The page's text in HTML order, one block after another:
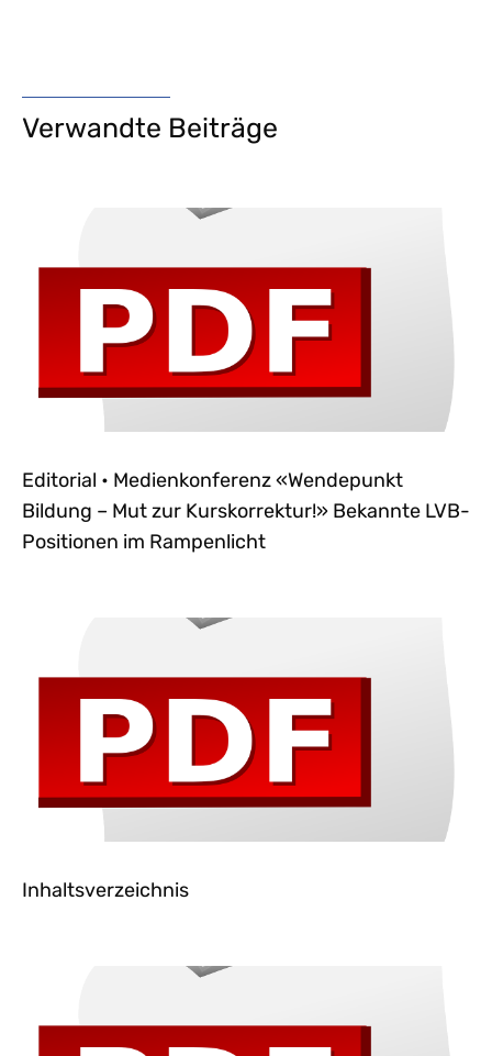
Verwandte Beiträge
Editorial • Medienkonferenz «Wendepunkt
Bildung – Mut zur Kurskorrektur!» Bekannte LVB-
Positionen im Rampenlicht
Inhaltsverzeichnis